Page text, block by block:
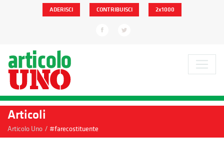
ADERISCI CONTRIBUISCI 2x1000
Articoli
Articolo Uno / #farecostituente